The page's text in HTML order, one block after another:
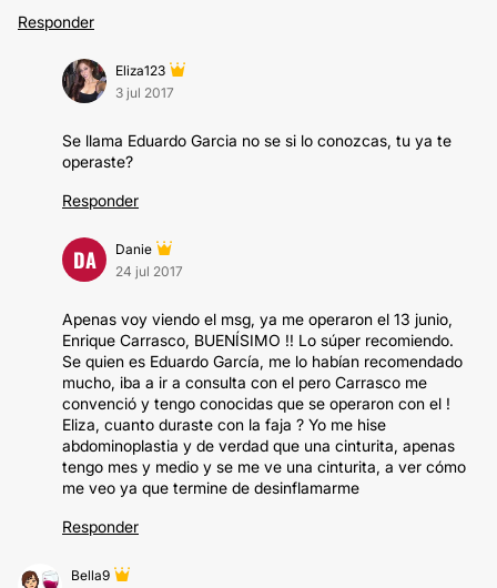
Responder
Eliza123
3 jul 2017
Se llama Eduardo Garcia no se si lo conozcas, tu ya te
operaste?
Responder
DA
Danie
24 jul 2017
Apenas voy viendo el msg, ya me operaron el 13 junio,
Enrique Carrasco, BUENÍSIMO !! Lo súper recomiendo.
Se quien es Eduardo García, me lo habían recomendado
mucho, iba a ir a consulta con el pero Carrasco me
convenció y tengo conocidas que se operaron con el !
Eliza, cuanto duraste con la faja ? Yo me hise
abdominoplastia y de verdad que una cinturita, apenas
tengo mes y medio y se me ve una cinturita, a ver cómo
me veo ya que termine de desinflamarme
Responder
Bella9